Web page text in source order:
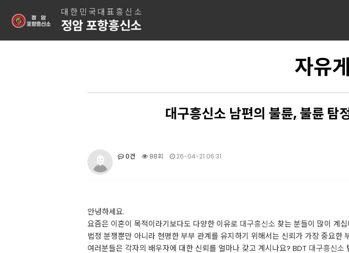
대한민국대표흥신소
정암 포항흥신소
자유
대구흥신소 남편의 불륜, 불륜 탐
0건 88회 26-04-21 06:31
안녕하세요.
요즘은 이혼이 목적이라기보다도 다양한 이유로 대구흥신소 찾는 분들이 많이 계십
법정 분쟁뿐만 아니라 현명한 부부 관계를 유지하기 위해서는 신뢰가 가장 중요한
여러분들은 각자의 배우자에 대한 신뢰를 얼마나 갖고 계시나요? BDT 대구흥신소